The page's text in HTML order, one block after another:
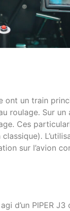
ont un train
roulage. Sur un
Ces
sur l’avion
d’un PIPER